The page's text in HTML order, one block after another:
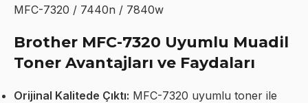
MFC-7320 / 7440n / 7840w
Brother MFC-7320 Uyumlu Muadil
Toner Avantajları ve Faydaları
Orijinal Kalitede Çıktı: MFC-7320 uyumlu toner ile